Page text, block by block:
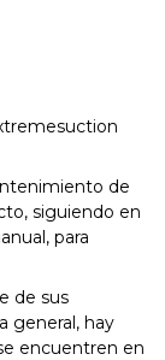
de
siguiendo en
para
de sus
general, hay
encuentren en